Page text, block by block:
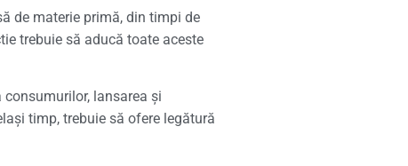
de materie primă, din timpi de
trebuie să aducă toate aceste
lansarea și
timp, trebuie să ofere legătură